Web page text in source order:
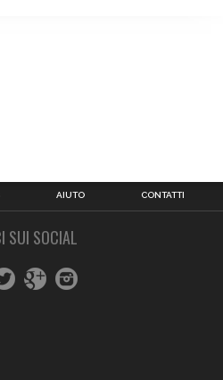
AIUTO CONTATTI
SUI SOCIAL